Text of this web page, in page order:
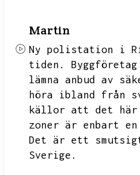
Martin
Ny polistation i
tiden.
lämna anbud av
höra ibland från
källor att det här
zoner är enbart en
Det är ett
Sverige.